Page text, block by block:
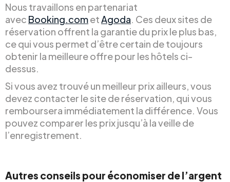
Nous travaillons en partenariat
avec Booking.cometAgoda. Ces deux sites de
réservation offrent la garantie du prix le plus bas,
ce qui vous permet d’être certain de toujours
obtenir la meilleure offre pour les hôtels ci-
dessus.
Si vous avez trouvé un meilleur prix ailleurs, vous
devez contacter le site de réservation, qui vous
remboursera immédiatement la différence. Vous
pouvez comparer les prix jusqu’à la veille de
l’enregistrement.
Autres conseils pour économiser de l’argent